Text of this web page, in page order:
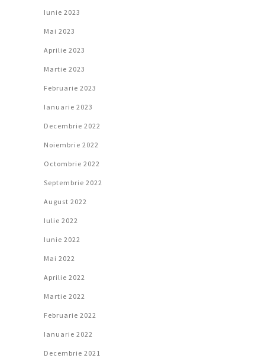
Iunie 2023
Mai 2023
Aprilie 2023
Martie 2023
Februarie 2023
Ianuarie 2023
Decembrie 2022
Noiembrie 2022
Octombrie 2022
Septembrie 2022
August 2022
Iulie 2022
Iunie 2022
Mai 2022
Aprilie 2022
Martie 2022
Februarie 2022
Ianuarie 2022
Decembrie 2021